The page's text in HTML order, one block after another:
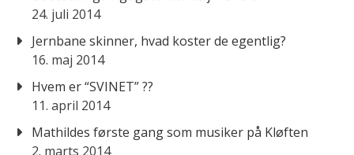
24. juli 2014
Jernbane skinner, hvad koster de egentlig?
16. maj 2014
Hvem er “SVINET” ??
11. april 2014
Mathildes første gang som musiker på Kløften
2. marts 2014